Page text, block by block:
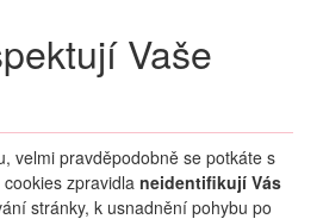
Vaše
velmi pravděpodobně se potkáte s
cookies zpravidlaneidentifikují Vás
stránky, k usnadnění pohybu po
ZÁJEZDY